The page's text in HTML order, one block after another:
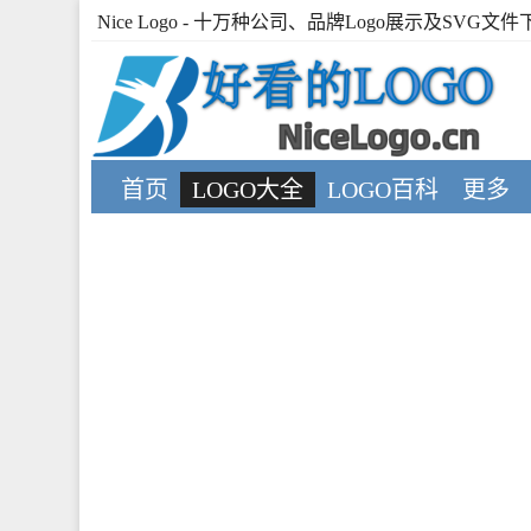
Nice Logo - 十万种公司、品牌Logo展示及SVG文件
首页 LOGO大全 LOGO百科 更多